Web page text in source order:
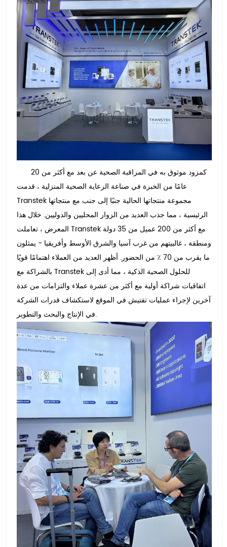
كمزود موثوق به في المراقبة الصحية عن بعد مع أكثر من 20
عامًا من الخبرة في صناعة الرعاية الصحية المنزلية ، قدمت
Transtek مجموعة منتجاتها الحالية جنبًا إلى جنب مع منتجاتها
الرئيسية ، مما جذب العديد من الزوار المحليين والدوليين. خلال هذا
المعرض ، تعاملت Transtek مع أكثر من 200 عميل من 35 دولة
ومنطقة ، غالبيتهم من غرب آسيا والشرق الأوسط وأفريقيا - يمثلون
ما يقرب من 70 ٪ من الحضور. أظهر العديد من العملاء اهتمامًا قويًا
بالشراكة مع Transtek للحلول الصحية الذكية ، مما أدى إلى
اتفاقيات شراكة أولية مع أكثر من عشرة عملاء والتزامات من عدة
آخرين لإجراء عمليات تفتيش في الموقع لاستكشاف قدرات الشركة
في الإنتاج والبحث والتطوير.